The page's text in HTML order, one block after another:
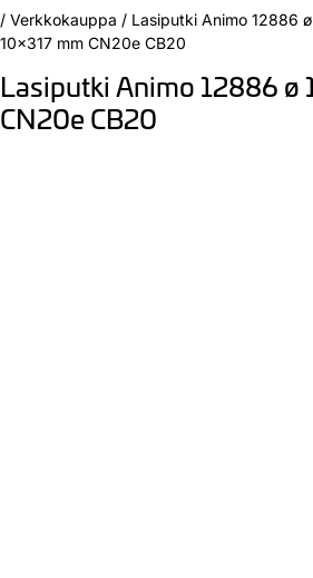
/ Verkkokauppa / Lasiputki Animo 12886 ø
10×317 mm CN20e CB20
Lasiputki Animo 12886 ø
CN20e CB20